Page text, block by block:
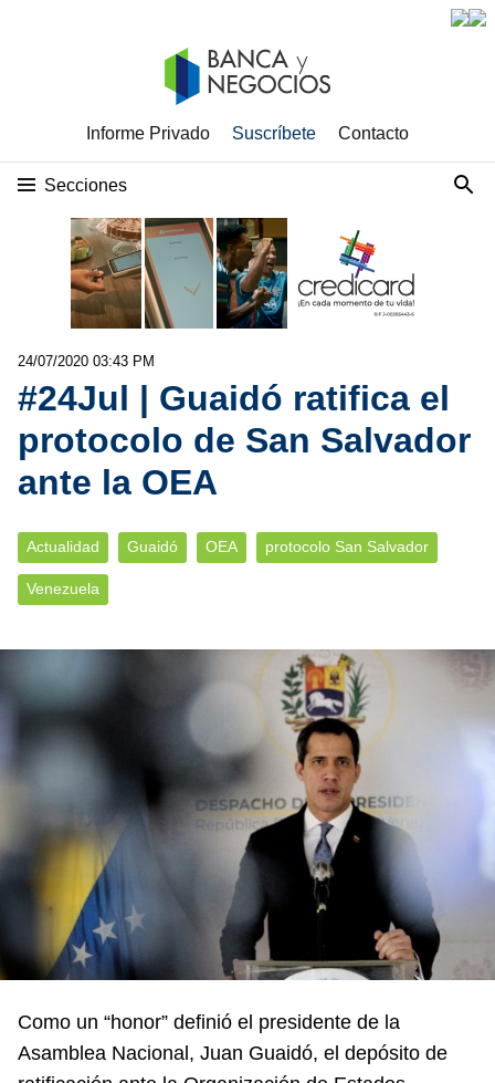
Informe Privado Suscríbete Contacto
Secciones
24/07/2020 03:43 PM
#24Jul | Guaidó ratifica el
protocolo de San Salvador
ante la OEA
Actualidad Guaidó OEA protocolo San Salvador
Venezuela
Como un “honor” definió el presidente de la
Asamblea Nacional, Juan Guaidó, el depósito de